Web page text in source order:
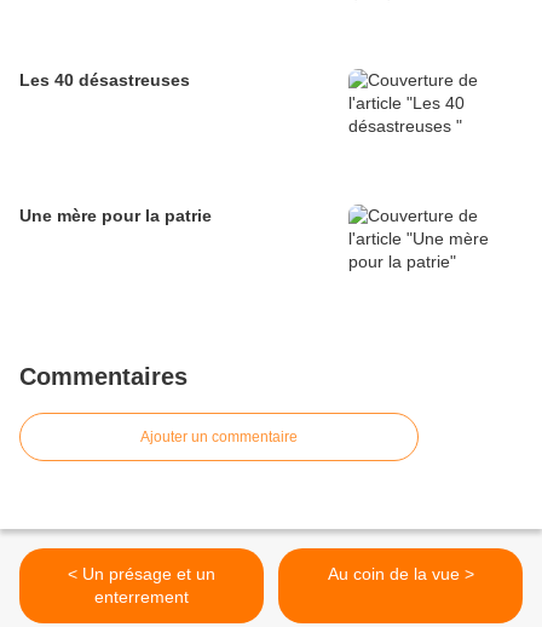
Les 40 désastreuses
Une mère pour la patrie
Commentaires
Ajouter un commentaire
< Un présage et un
enterrement
Au coin de la vue >